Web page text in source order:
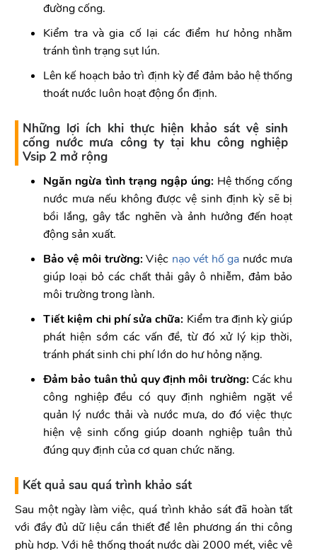
đường cống.
Kiểm tra và gia cố lại các điểm hư hỏng nhằm
tránh tình trạng sụt lún.
Lên kế hoạch bảo trì định kỳ để đảm bảo hệ thống
thoát nước luôn hoạt động ổn định.
Những lợi ích khi thực hiện khảo sát vệ sinh
cống nước mưa công ty tại khu công nghiệp
Vsip 2 mở rộng
Ngăn ngừa tình trạng ngập úng: Hệ thống cống
nước mưa nếu không được vệ sinh định kỳ sẽ bị
bồi lắng, gây tắc nghẽn và ảnh hưởng đến hoạt
động sản xuất.
Bảo vệ môi trường: Việc nạo vét hố ga nước mưa
giúp loại bỏ các chất thải gây ô nhiễm, đảm bảo
môi trường trong lành.
Tiết kiệm chi phí sửa chữa: Kiểm tra định kỳ giúp
phát hiện sớm các vấn đề, từ đó xử lý kịp thời,
tránh phát sinh chi phí lớn do hư hỏng nặng.
Đảm bảo tuân thủ quy định môi trường: Các khu
công nghiệp đều có quy định nghiêm ngặt về
quản lý nước thải và nước mưa, do đó việc thực
hiện vệ sinh cống giúp doanh nghiệp tuân thủ
đúng quy định của cơ quan chức năng.
Kết quả sau quá trình khảo sát
Sau một ngày làm việc, quá trình khảo sát đã hoàn tất
với đầy đủ dữ liệu cần thiết để lên phương án thi công
phù hợp. Với hệ thống thoát nước dài 2000 mét, việc vệ